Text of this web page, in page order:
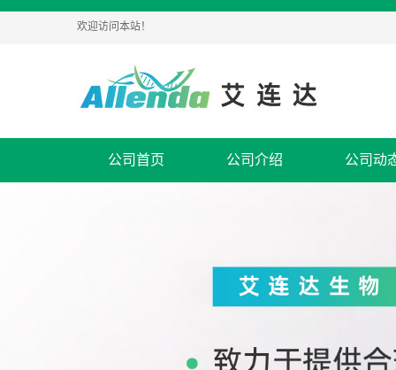
欢迎访问本站！
公司首页 公司介绍 公司动